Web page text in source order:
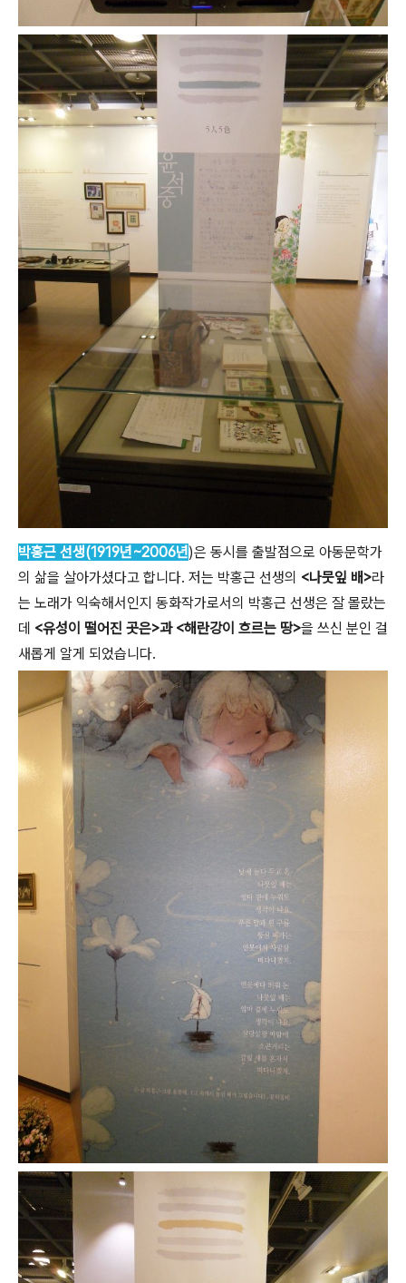
박홍근 선생(1919년~2006년)은 동시를 출발점으로 아동문학가
의 삶을 살아가셨다고 합니다. 저는 박홍근 선생의 <나뭇잎 배>라
는 노래가 익숙해서인지 동화작가로서의 박홍근 선생은 잘 몰랐는
데 <유성이 떨어진 곳은>과 <해란강이 흐르는 땅>을 쓰신 분인 걸
새롭게 알게 되었습니다.